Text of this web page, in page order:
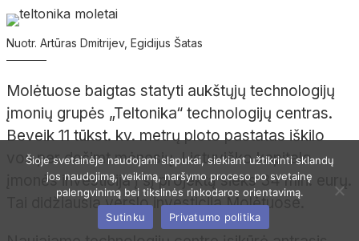
Nuotr. Artūras Dmitrijev, Egidijus Šatas
Molėtuose baigtas statyti aukštųjų technologijų
įmonių grupės „Teltonika“ technologijų centras.
Beveik 11 tūkst. kv. metrų ploto pastatas iškilo
vos per dešimt mėnesių. Lietuviško kapitalo
įmonės investicija į šį projektą sieks 34 mln. eurų.
Tai didžiausia verslo investicija Molėtuose.
Šioje svetainėje naudojami slapukai, siekiant užtikrinti sklandų
jos naudojimą, veikimą, naršymo proceso po svetainę
palengvinimą bei tikslinės rinkodaros orientavimą.
Sutinku
Privatumo politika